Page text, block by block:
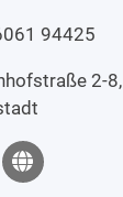
94425
2-8,